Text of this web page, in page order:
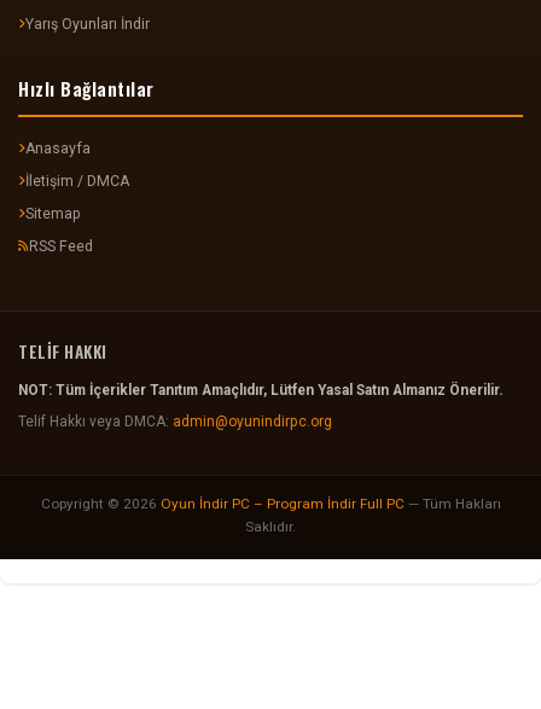
Yarış Oyunları İndir
Hızlı Bağlantılar
Anasayfa
İletişim / DMCA
Sitemap
RSS Feed
TELİF HAKKI
NOT: Tüm İçerikler Tanıtım Amaçlıdır, Lütfen Yasal Satın Almanız Önerilir.
Telif Hakkı veya DMCA: admin@oyunindirpc.org
Copyright © 2026 Oyun İndir PC – Program İndir Full PC — Tüm Hakları
Saklıdır.